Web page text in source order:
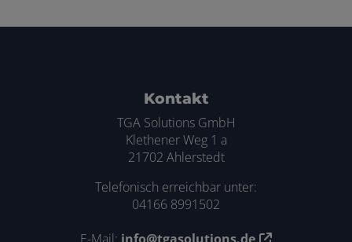
Kontakt
TGA Solutions GmbH
Klethener Weg 1 a
21702 Ahlerstedt
Telefonisch erreichbar unter:
04166 8991502